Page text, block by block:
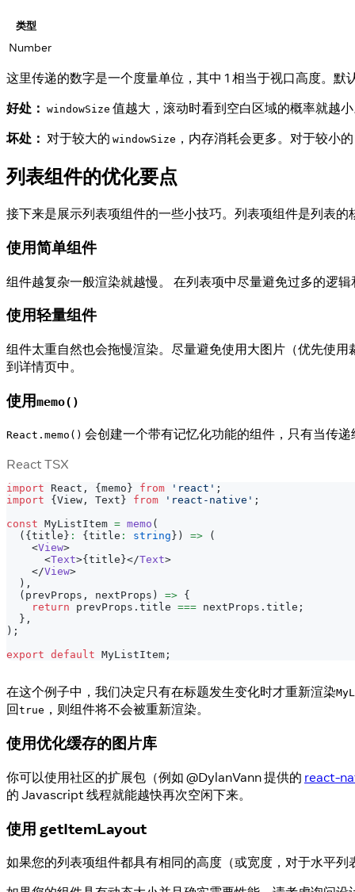
类型
Number
这里传递的数字是一个度量单位，其中 1 相当于视口高度。
好处： windowSize 值越大，滚动时看到空白区域的概率就越
坏处： 对于较大的 windowSize ，内存消耗会更多。对于较小的
列表组件的优化要点
接下来是展示列表项组件的一些小技巧。列表项组件是列表
使用简单组件
组件越复杂一般渲染就越慢。 在列表项中尽量避免过多的逻
使用轻量组件
组件太重自然也会拖慢渲染。尽量避免使用大图片（优先使
到详情页中。
使用memo()
React.memo() 会创建一个带有记忆化功能的组件，只有当传
React TSX
import React , { memo } from 'react' ;
import
{ View , Text } from 'react-native' ;
const MyListItem = memo (
( { title } : { title : string } ) =>
(
<View>
<Text>{ title }</Text>
</View>
) ,
( prevProps , nextProps ) => {
return prevProps . title === nextProps . title ;
} ,
) ;
export default MyListItem ;
在这个例子中，我们决定只有在标题发生变化时才重新渲染
回true ，则组件将不会被重新渲染。
使用优化缓存的图片库
你可以使用社区的扩展包（例如 @DylanVann 提供的 react-
的 Javascript 线程就能越快再次空闲下来。
使用 getItemLayout
如果您的列表项组件都具有相同的高度（或宽度，对于水平列